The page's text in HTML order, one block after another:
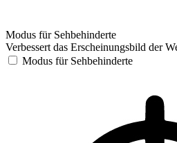
Modus für Sehbehinderte
Verbessert das Erscheinungsbild der
Modus für Sehbehinderte